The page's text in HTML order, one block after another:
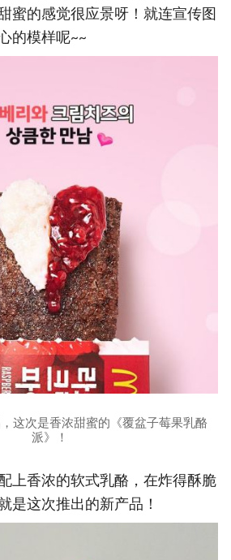
蜜的感觉很应景呀！就连宣传图
的模样呢~~
这次是香浓甜蜜的《覆盆子莓果乳酪
派》！
上香浓的软式乳酪，在炸得酥脆
是这次推出的新产品！